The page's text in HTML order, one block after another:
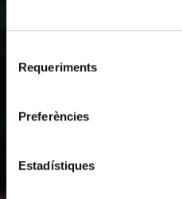
Requeriments
Preferències
Estadístiques
Parenostre
Llargmetratge